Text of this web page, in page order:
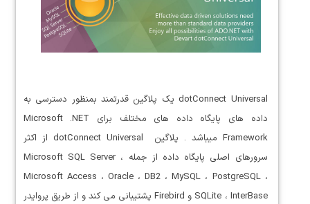
dotConnect Universal یک پلاگین قدرتمند بمنظور دسترسی به
داده های پایگاه داده های مختلف برای Microsoft .NET
Framework میباشد . پلاگین dotConnect Universal از اکثر
سرورهای اصلی پایگاه داده از جمله Microsoft SQL Server ،
Microsoft Access ، Oracle ، DB2 ، MySQL ، PostgreSQL ،
SQLite ، InterBase و Firebird پشتیبانی می کند و از طریق پروایدر